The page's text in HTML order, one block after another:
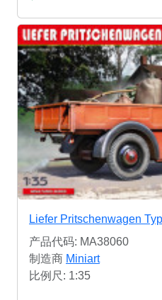
Liefer Pritschenwagen
产品代码: MA38060
制造商 Miniart
比例尺: 1:35